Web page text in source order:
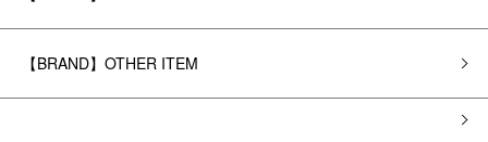
【BRAND】OTHER ITEM